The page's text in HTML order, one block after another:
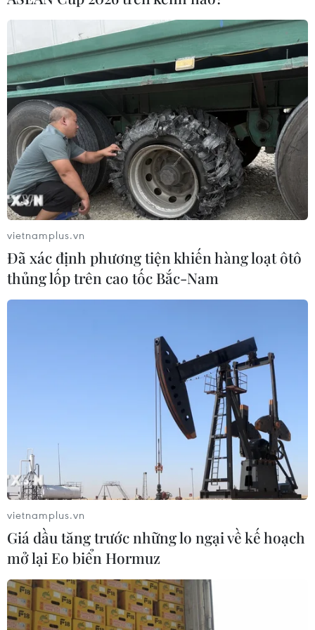
Mỹ buộc Tesla phải sửa lỗi đèn pha
gây chói cho gần 20.000 xe
17/07/2026 05:42
Chính thức dừng đặt lịch đăng kiểm
xe ôtô qua ứng dụng trực tuyến
17/07/2026 02:25
Xem thêm
CƠ QUAN CHỦ QUẢN: THÔNG TẤN XÃ VIỆT NAM
Tổng Biên tập: TRẦN TIẾN DUẨN
Phó Tổng Biên tập: NGUYỄN THỊ TÁM, KHÚC THANH
Sở hữu trí tuệ
Quy định sử dụng
RSS
Hỗ trợ
Ngôn ngữ
Dịch vụ tin
Quảng cáo
vietnamplus.vn
Đã xác định phương tiện khiến hàng loạt ôtô
thủng lốp trên cao tốc Bắc-Nam
vietnamplus.vn
Giá dầu tăng trước những lo ngại về kế hoạch
mở lại Eo biển Hormuz